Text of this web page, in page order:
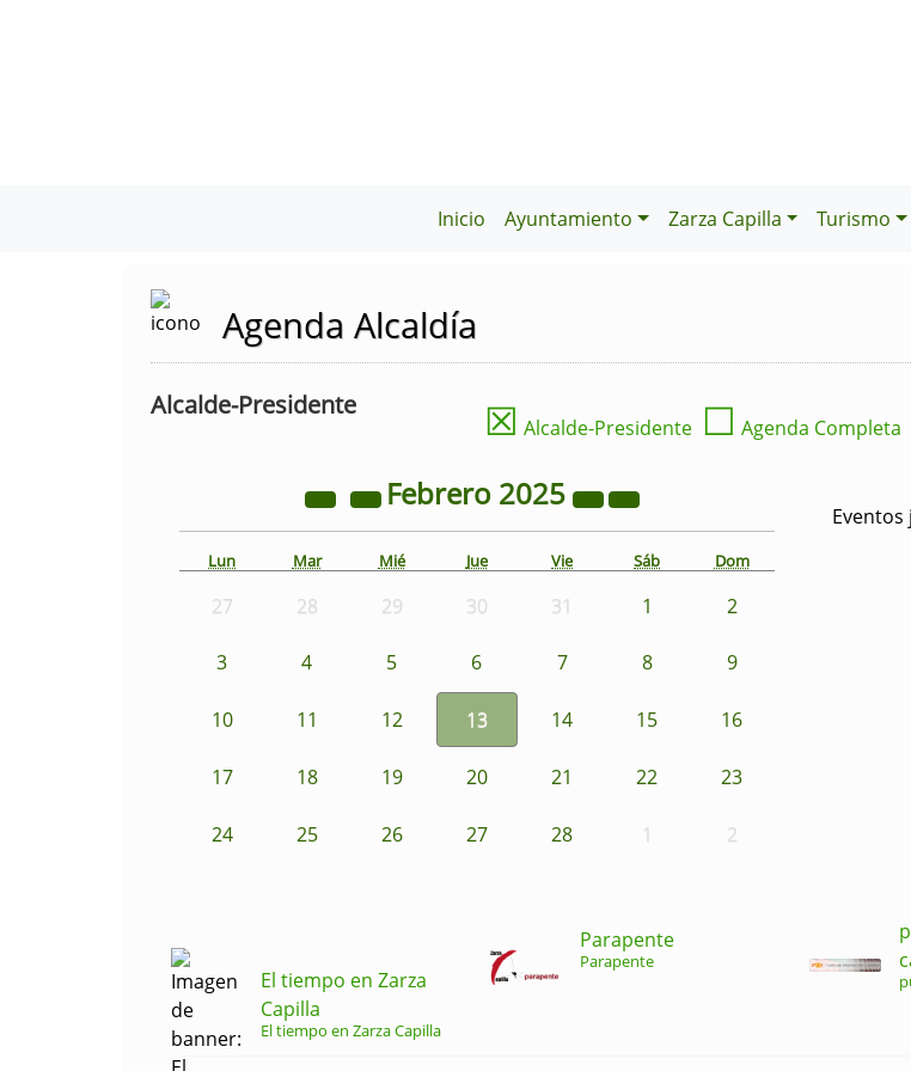
Inicio Ayuntamiento Zarza Capilla Turismo
Agenda Alcaldía
Alcalde-Presidente ☒ Alcalde-Presidente ☐ Agenda Completa
Febrero 2025
Lun Mar Mié Jue Vie Sáb Dom
27 28 29 30 31 1 2
3 4 5 6 7 8 9
10 11 12 13 14 15 16
17 18 19 20 21 22 23
24 25 26 27 28 1 2
Eventos
El tiempo en Zarza
Capilla
El tiempo en Zarza Capilla
Parapente
Parapente